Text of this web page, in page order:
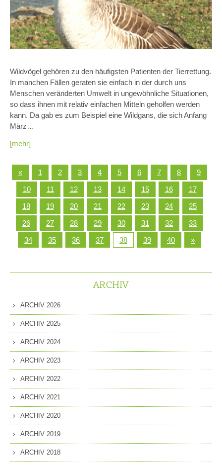
Wildvögel gehören zu den häufigsten Patienten der Tierrettung.
In manchen Fällen geraten sie einfach in der durch uns
Menschen veränderten Umwelt in ungewöhnliche Situationen,
so dass ihnen mit relativ einfachen Mitteln geholfen werden
kann. Da gab es zum Beispiel eine Wildgans, die sich Anfang
März…
[mehr]
« 1 2 3 4 5 6 7 8
9
10
11 12 13 14 15 16
17
18
19 20 21 22 23 24
25
26
27 28 29 30 31 32
33
34
35 36 37 38 39 40 »
ARCHIV
ARCHIV 2026
ARCHIV 2025
ARCHIV 2024
ARCHIV 2023
ARCHIV 2022
ARCHIV 2021
ARCHIV 2020
ARCHIV 2019
ARCHIV 2018